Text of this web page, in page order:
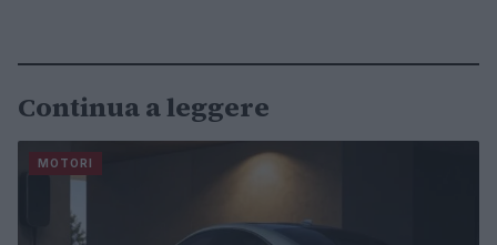
Continua a leggere
MOTORI